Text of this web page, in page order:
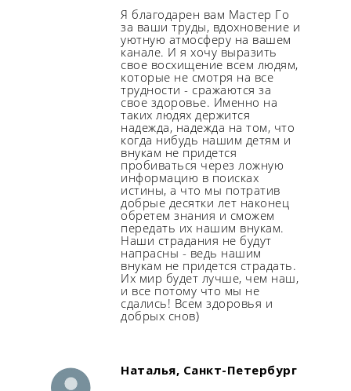
Я благодарен вам Мастер Го
за ваши труды, вдохновение и
уютную атмосферу на вашем
канале. И я хочу выразить
свое восхищение всем людям,
которые не смотря на все
трудности - сражаются за
свое здоровье. Именно на
таких людях держится
надежда, надежда на том, что
когда нибудь нашим детям и
внукам не придется
пробиваться через ложную
информацию в поисках
истины, а что мы потратив
добрые десятки лет наконец
обретем знания и сможем
передать их нашим внукам.
Наши страдания не будут
напрасны - ведь нашим
внукам не придется страдать.
Их мир будет лучше, чем наш,
и все потому что мы не
сдались! Всем здоровья и
добрых снов)
Наталья, Санкт-Петербург